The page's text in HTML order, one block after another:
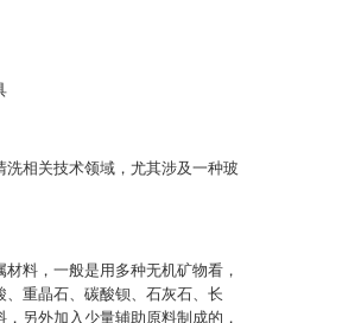
洗相关技术领域，尤其涉及一种玻
料，一般是用多种无机矿物看，
、重晶石、碳酸钡、石灰石、长
另外加入少量辅助原料制成的，